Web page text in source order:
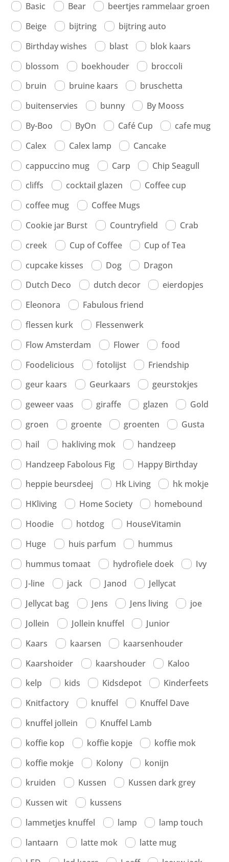
Basic
Bear
beertjes rammelaar groen
Beige
bijtring
bijtring auto
Birthday wishes
blast
blok kaars
blossom
boekhouder
broccoli
bruin
bruine kaars
bruschetta
buitenservies
bunny
By Mooss
By-Boo
ByOn Café Cup
cafe mug
Calex
Calex lamp
Cancake
cappuccino mug
Carp
Chip Seagull
cliffs
cocktail glazen
Coffee cup
coffee mug
Coffee Mugs
Cookie jar Burst
Countryfield
Crab
creek
Cup of Coffee
Cup of Tea
cupcake kisses
Dog
Dragon
Dutch Deco
dutch decor
eierdopjes
Eleonora
Fabulous friend
flessen kurk
Flessenwerk
Flow Amsterdam
Flower
food
Foodelicious
fotolijst
Friendship
geur kaars
Geurkaars
geurstokjes
geweer vaas
giraffe glazen
Gold
groen
groente groenten
Gusta
hail
hakliving mok
handzeep
Handzeep Fabolous Fig
Happy Birthday
heppie beursdeej
Hk Living
hk mokje
HKliving
Home Society
homebound
Hoodie
hotdog
HouseVitamin
Huge
huis parfum
hummus
hummus tomaat
hydrofiele doek
Ivy
J-line
jack Janod
Jellycat
Jellycat bag
Jens Jens living
joe
Jollein
Jollein knuffel
Junior
Kaars
kaarsen
kaarsenhouder
Kaarshoider
kaarshouder
Kaloo
kelp
kids Kidsdepot
Kinderfeets
Knitfactory
knuffel
Knuffel Dave
knuffel jollein
Knuffel Lamb
koffie kop
koffie kopje
koffie mok
koffie mokje
Kolony
konijn
kruiden
Kussen
Kussen dark grey
Kussen wit
kussens
lammetjes knuffel
lamp
lamp touch
lantaarn
latte mok
latte mug